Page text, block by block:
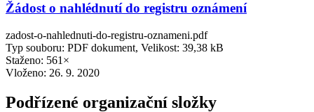
Žádost o nahlédnutí do registru oznámení
zadost-o-nahlednuti-do-registru-oznameni.pdf
Typ souboru: PDF dokument, Velikost: 39,38 kB
Staženo: 561×
Vloženo: 26. 9. 2020
Podřízené organizační složky